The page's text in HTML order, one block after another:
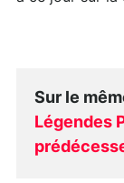
Sur le
Légendes